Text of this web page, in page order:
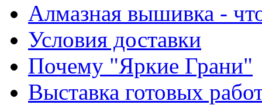
Алмазная вышивка -
Условия доставки
Почему "Яркие Грани"
Выставка готовых